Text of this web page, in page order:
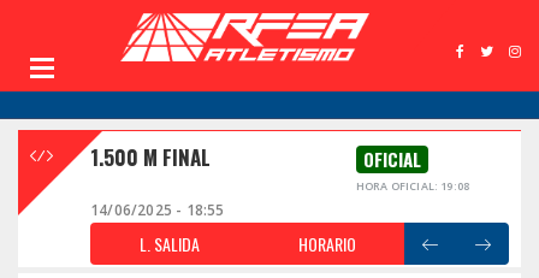
1.500 M FINAL OFICIAL
HORA OFICIAL: 19:08
14/06/2025 - 18:55
L. SALIDA HORARIO